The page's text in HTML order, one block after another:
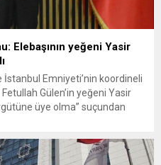
Elebaşının yeğeni Yasir
İstanbul Emniyeti’nin koordineli
Fetullah Gülen’in yeğeni Yasir
üye olma” suçundan
ve MİT koordinesinde